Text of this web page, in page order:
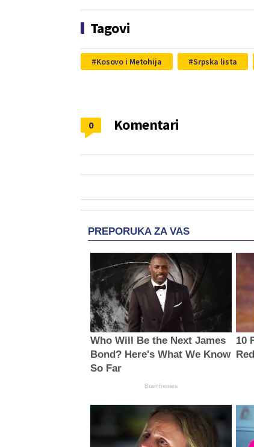
Tagovi
Kosovo i Metohija Srpska lista
Komentari
0
PREPORUKA ZA VAS
Who Will Be the Next James
Bond? Here's What We Know
So Far
Brainberries
10